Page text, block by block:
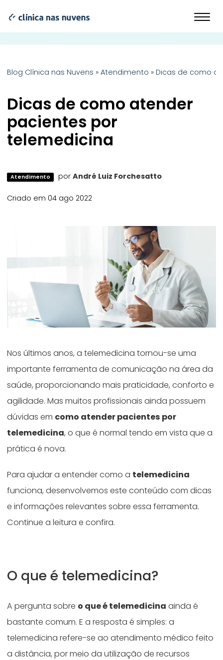
Blog Clínica nas Nuvens »Atendimento » Dicas de como
Dicas de como atender
pacientes por
telemedicina
Atendimento por André Luiz Forchesatto
Criado em 04 ago 2022
Nos últimos anos, a telemedicina tornou-se uma
importante ferramenta de comunicação na área da
saúde, proporcionando mais praticidade, conforto e
agilidade. Mas muitos profissionais ainda possuem
dúvidas em como atender pacientes por
telemedicina, o que é normal tendo em vista que a
prática é nova.
Para ajudar a entender como a telemedicina
funciona, desenvolvemos este conteúdo com dicas
e informações relevantes sobre essa ferramenta.
Continue a leitura e confira.
O que é telemedicina?
A pergunta sobre o que é telemedicina ainda é
bastante comum. E a resposta é simples: a
telemedicina refere-se ao atendimento médico feito
a distância, por meio da utilização de recursos